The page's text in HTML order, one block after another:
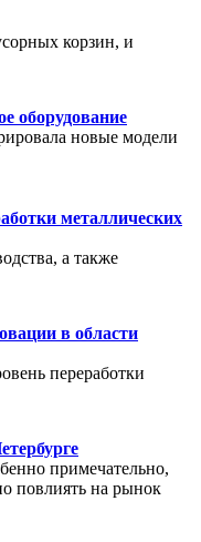
корзин, и
оборудование
новые модели
металлических
а также
в области
переработки
примечательно,
повлиять на рынок